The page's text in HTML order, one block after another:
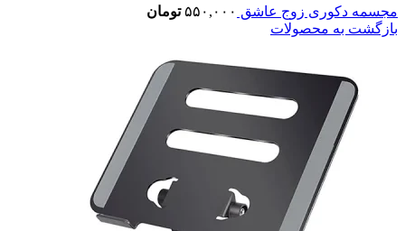
مجسمه دکوری زوج عاشق ۵۵۰,۰۰۰ تومان
بازگشت به محصولات